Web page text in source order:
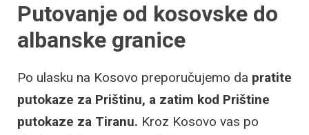
Putovanje od kosovske do
albanske granice
Po ulasku na Kosovo preporučujemo da pratite
putokaze za Prištinu, a zatim kod Prištine
putokaze za Tiranu. Kroz Kosovo vas po